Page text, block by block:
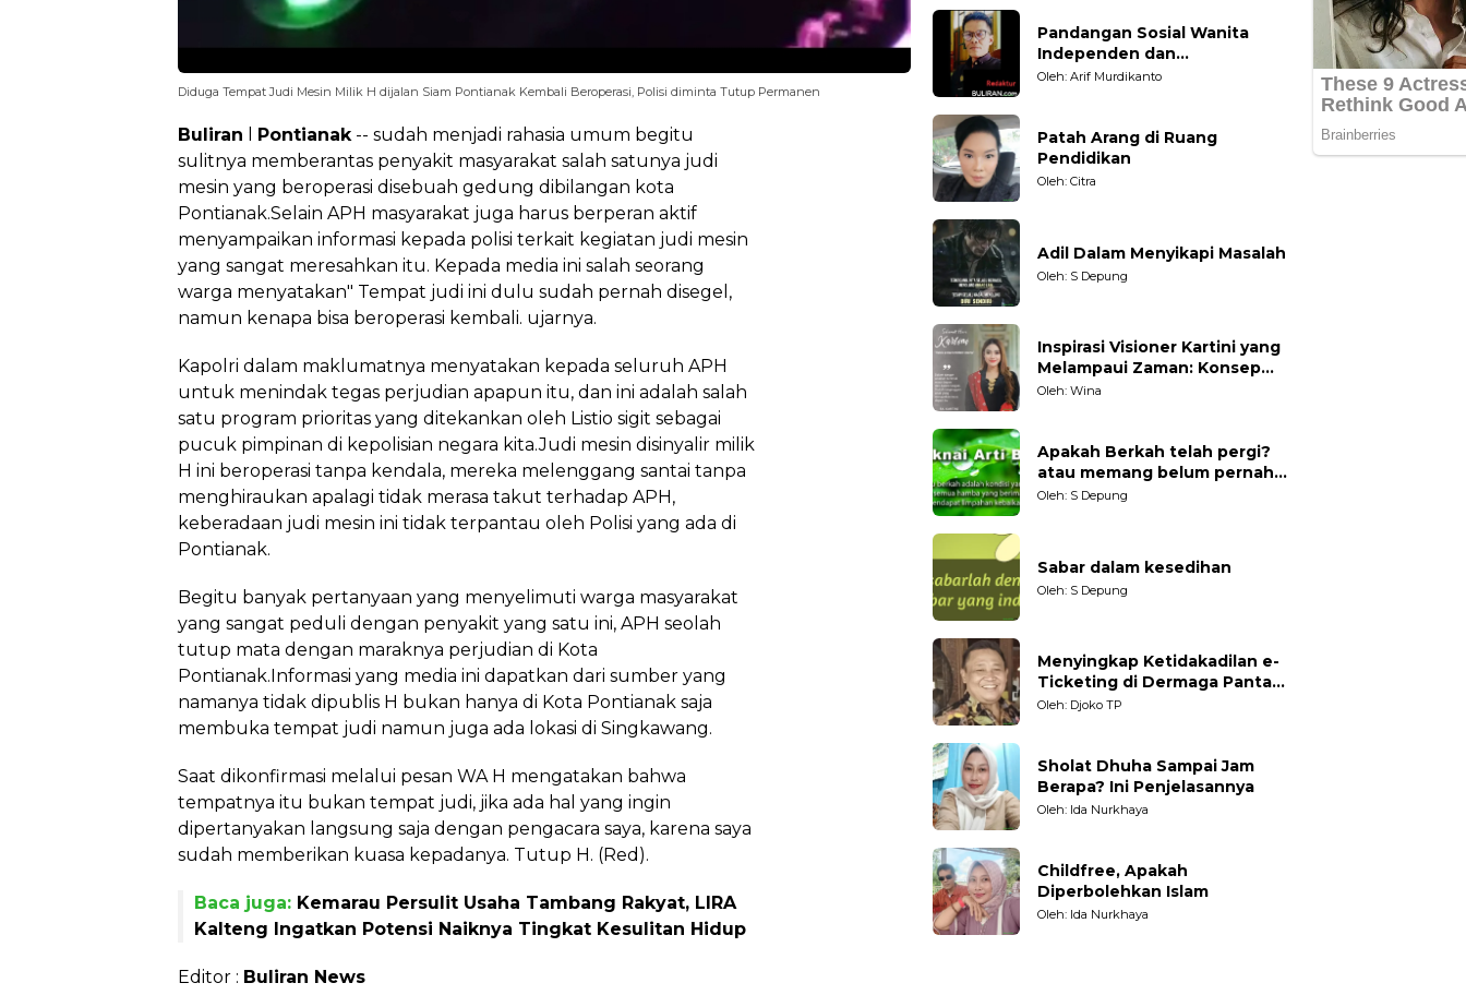
Diduga Tempat Judi Mesin Milik H dijalan Siam Pontianak Kembali Beroperasi, Polisi diminta Tutup Permanen
Buliran Pontianak-- sudah menjadi rahasia umum begitu
sulitnya memberantas penyakit masyarakat salah satunya judi
mesin yang beroperasi disebuah gedung dibilangan kota
Pontianak.Selain APH masyarakat juga harus berperan aktif
menyampaikan informasi kepada polisi terkait kegiatan judi mesin
yang sangat meresahkan itu. Kepada media ini salah seorang
warga menyatakan" Tempat judi ini dulu sudah pernah disegel,
namun kenapa bisa beroperasi kembali. ujarnya.
Kapolri dalam maklumatnya menyatakan kepada seluruh APH
untuk menindak tegas perjudian apapun itu, dan ini adalah salah
satu program prioritas yang ditekankan oleh Listio sigit sebagai
pucuk pimpinan di kepolisian negara kita.Judi mesin disinyalir milik
H ini beroperasi tanpa kendala, mereka melenggang santai tanpa
menghiraukan apalagi tidak merasa takut terhadap APH,
keberadaan judi mesin ini tidak terpantau oleh Polisi yang ada di
Pontianak.
Begitu banyak pertanyaan yang menyelimuti warga masyarakat
yang sangat peduli dengan penyakit yang satu ini, APH seolah
tutup mata dengan maraknya perjudian di Kota
Pontianak.Informasi yang media ini dapatkan dari sumber yang
namanya tidak dipublis H bukan hanya di Kota Pontianak saja
membuka tempat judi namun juga ada lokasi di Singkawang.
Saat dikonfirmasi melalui pesan WA H mengatakan bahwa
tempatnya itu bukan tempat judi, jika ada hal yang ingin
dipertanyakan langsung saja dengan pengacara saya, karena saya
sudah memberikan kuasa kepadanya. Tutup H. (Red).
Baca juga: Kemarau Persulit Usaha Tambang Rakyat, LIRA
Kalteng Ingatkan Potensi Naiknya Tingkat Kesulitan Hidup
Editor : Buliran News
Pandangan Sosial Wanita
Independen dan
Karakteristiknya
Oleh: Arif Murdikanto
Patah Arang di Ruang
Pendidikan
Oleh: Citra
Adil Dalam Menyikapi Masalah
Oleh: S Depung
Inspirasi Visioner Kartini yang
Melampaui Zaman: Konsep
Kecakapan Hidup bagi
Oleh: Wina
Apakah Berkah telah pergi?
atau memang belum pernah
datang?
Oleh: S Depung
Sabar dalam kesedihan
Oleh: S Depung
Menyingkap Ketidakadilan e-
Ticketing di Dermaga Pantai
Kartini Jepara, terhadap
Oleh: Djoko TP
Sholat Dhuha Sampai Jam
Berapa? Ini Penjelasannya
Oleh: Ida Nurkhaya
Childfree, Apakah
Diperbolehkan Islam
Oleh: Ida Nurkhaya